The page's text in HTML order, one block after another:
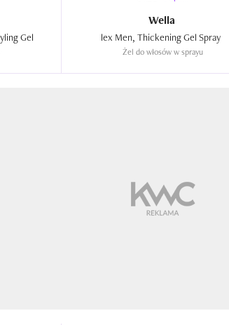
Wella
Żel do włosów w sprayu